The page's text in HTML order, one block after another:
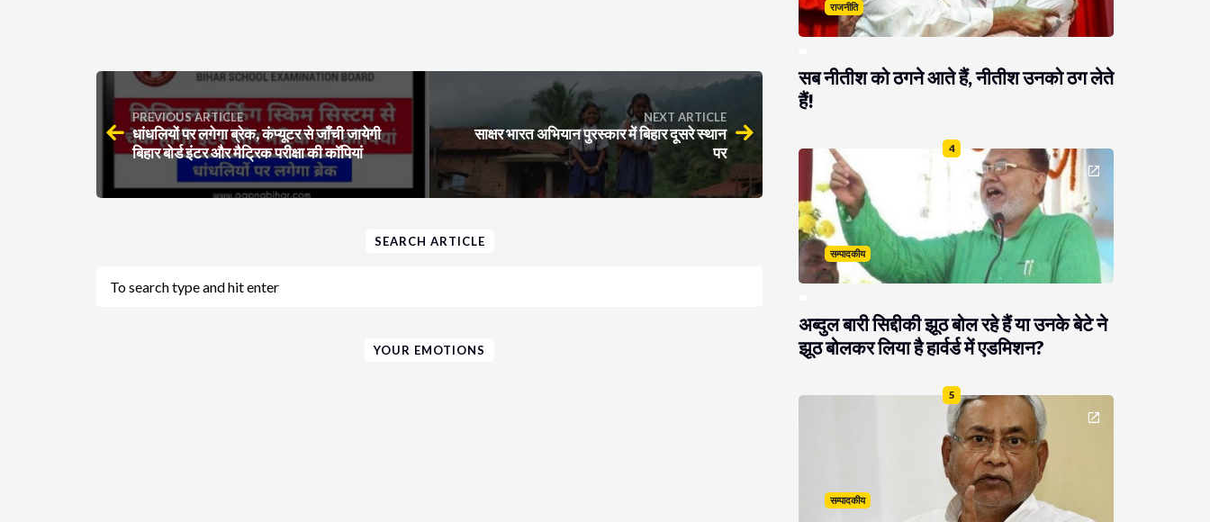
PREVIOUS ARTICLE
धांधलियों पर लगेगा ब्रेक, कंप्यूटर से जाँची जायेगी
बिहार बोर्ड इंटर और मैट्रिक परीक्षा की कॉपियां
NEXT ARTICLE
साक्षर भारत अभियान पुरस्कार में बिहार दूसरे स्थान
पर
SEARCH ARTICLE
YOUR EMOTIONS
राजनीति
सब नीतीश को ठगने आते हैं, नीतीश उनको ठग लेते
हैं!
4
सम्पादकीय
अब्दुल बारी सिद्दीकी झूठ बोल रहे हैं या उनके बेटे ने
झूठ बोलकर लिया है हार्वर्ड में एडमिशन?
5
सम्पादकीय